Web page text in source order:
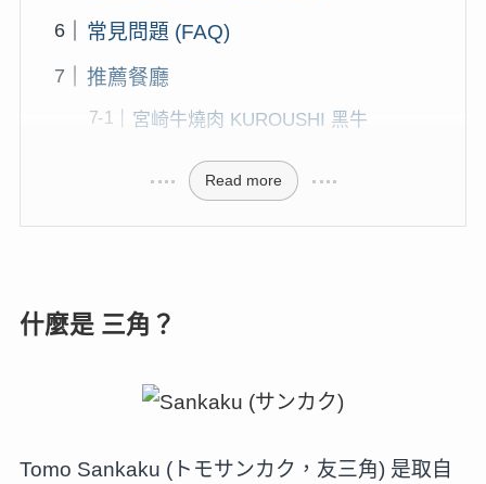
常見問題 (FAQ)
推薦餐廳
宮崎牛燒肉 KUROUSHI 黑牛
Read more
什麼是 三角？
Tomo Sankaku (トモサンカク，友三角) 是取自